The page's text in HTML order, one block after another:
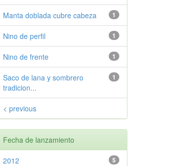
1
Manta doblada cubre cabeza
1
Nino de perfil
1
Nino de frente
1
Saco de lana y sombrero
tradicion...
< previous
Fecha de lanzamiento
5
2012